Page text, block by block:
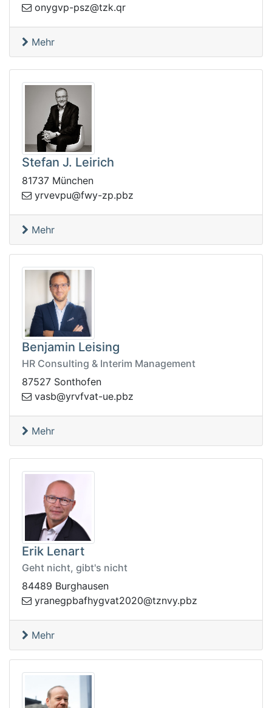
rq.kzt@zsp-pvgyn
o
Mehr
Stefan J. Leirich
81737 München
zbp.pz-ywf@upvevry
Mehr
Benjamin Leising
HR Consulting & Interim Management
87527 Sonthofen
zbp.eu-tav
fvry@bsav
Mehr
Erik Lenart
Geht nicht, gibt's nicht
84489 Burghausen
zbp.yv
nzt@0202tavgyhfabpgenary
Mehr